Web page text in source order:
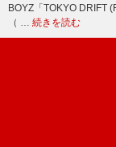
BOYZ「TOKYO DRIFT
（ … 続きを読む